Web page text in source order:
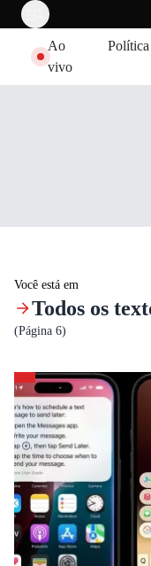
Ao
vivo
Política
Você está em
Todos os
(Página 6)